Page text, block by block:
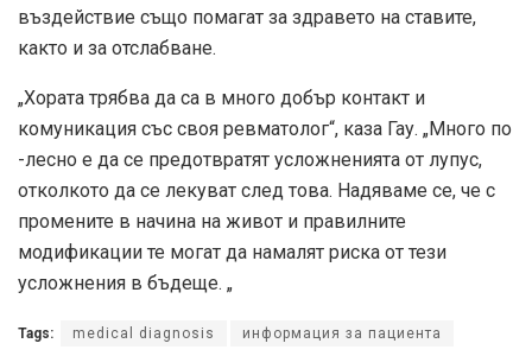
въздействие също помагат за здравето на ставите,
както и за отслабване.
„Хората трябва да са в много добър контакт и
комуникация със своя ревматолог“, каза Гау. „Много по
-лесно е да се предотвратят усложненията от лупус,
отколкото да се лекуват след това. Надяваме се, че с
промените в начина на живот и правилните
модификации те могат да намалят риска от тези
усложнения в бъдеще. „
Tags: medical diagnosis информация за пациента